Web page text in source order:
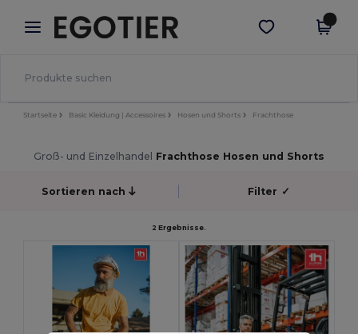
× Egotier App
Bessere Preise in der App!
App holen
Startseite Basic Kleidung | Accessoires Hosen und Shorts Frachthose
Groß- und Einzelhandel Frachthose Hosen und Shorts
Sortieren nach Filter ✓
2 Ergebnisse.